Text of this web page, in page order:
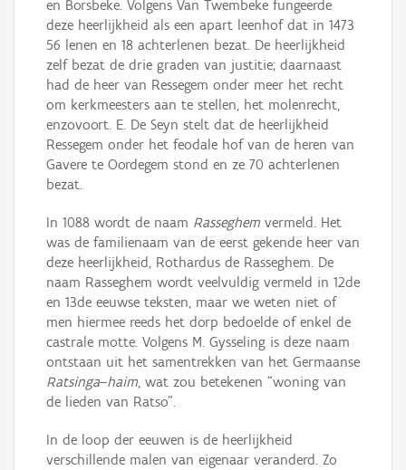
en Borsbeke. Volgens Van Twembeke fungeerde
deze heerlijkheid als een apart leenhof dat in 1473
56 lenen en 18 achterlenen bezat. De heerlijkheid
zelf bezat de drie graden van justitie; daarnaast
had de heer van Ressegem onder meer het recht
om kerkmeesters aan te stellen, het molenrecht,
enzovoort. E. De Seyn stelt dat de heerlijkheid
Ressegem onder het feodale hof van de heren van
Gavere te Oordegem stond en ze 70 achterlenen
bezat.
In 1088 wordt de naam Rasseghem vermeld. Het
was de familienaam van de eerst gekende heer van
deze heerlijkheid, Rothardus de Rasseghem. De
naam Rasseghem wordt veelvuldig vermeld in 12de
en 13de eeuwse teksten, maar we weten niet of
men hiermee reeds het dorp bedoelde of enkel de
castrale motte. Volgens M. Gysseling is deze naam
ontstaan uit het samentrekken van het Germaanse
Ratsinga–haim, wat zou betekenen “woning van
de lieden van Ratso”.
In de loop der eeuwen is de heerlijkheid
verschillende malen van eigenaar veranderd. Zo